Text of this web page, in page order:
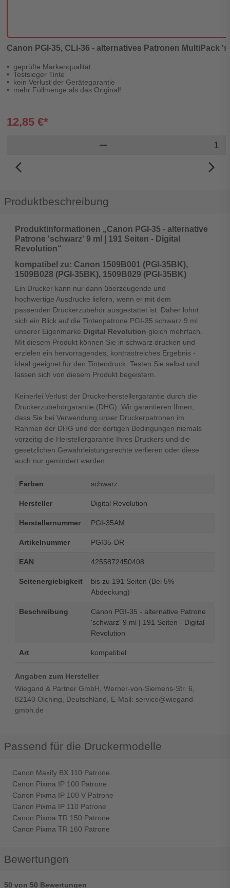
Canon PGI-35, CLI-36 - alternatives Patronen MultiPack
geprüfte Markenqualität
Testsieger Tinte
kein Verlust der Gerätegarantie
mehr Füllmenge als das Original!
12,85 €*
remove
arrow_back_ios_new arrow_forward_ios
Produktbeschreibung
Produktinformationen „Canon PGI-35 - alternative
Patrone 'schwarz' 9 ml | 191 Seiten - Digital
Revolution“
kompatibel zu: Canon 1509B001 (PGI-35BK),
1509B028 (PGI-35BK), 1509B029 (PGI-35BK)
Ein Drucker kann nur dann überzeugende und
hochwertige Ausdrucke liefern, wenn er mit dem
passenden Druckerzubehör ausgestattet ist. Daher lohnt
sich ein Blick auf die Tintenpatrone PGI-35 schwarz 9 ml
unserer Eigenmarke Digital Revolution gleich mehrfach.
Mit diesem Produkt können Sie in schwarz drucken und
erzielen ein hervorragendes, kontrastreiches Ergebnis -
ideal geeignet für den Tintendruck. Testen Sie selbst und
lassen sich von diesem Produkt begeistern.
Keinerlei Verlust der Druckerherstellergarantie durch die
Druckerzubehörgarantie (DHG). Wir garantieren Ihnen,
dass Sie bei Verwendung unser Druckerpatronen im
Rahmen der DHG und der dortigen Bedingungen niemals
vorzeitig die Herstellergarantie Ihres Druckers und die
gesetzlichen Gewährleistungsrechte verlieren oder diese
auch nur gemindert werden.
Farben schwarz
Hersteller Digital Revolution
Herstellernummer PGI-35AM
Artikelnummer PGI35-DR
EAN 4255872450408
Seitenergiebigkeit
bis zu 191 Seiten (Bei 5%
Abdeckung)
Beschreibung
Canon PGI-35 - alternative Patrone
'schwarz' 9 ml | 191 Seiten - Digital
Revolution
Art kompatibel
Angaben zum Hersteller
Wiegand & Partner GmbH, Werner-von-Siemens-Str. 6,
82140 Olching, Deutschland, E-Mail: service@wiegand-
gmbh.de
Passend für die Druckermodelle
Canon Maxify BX 110 Patrone
Canon Pixma IP 100 Patrone
Canon Pixma IP 100 V Patrone
Canon Pixma IP 110 Patrone
Canon Pixma TR 150 Patrone
Canon Pixma TR 160 Patrone
Bewertungen
50 von 50 Bewertungen